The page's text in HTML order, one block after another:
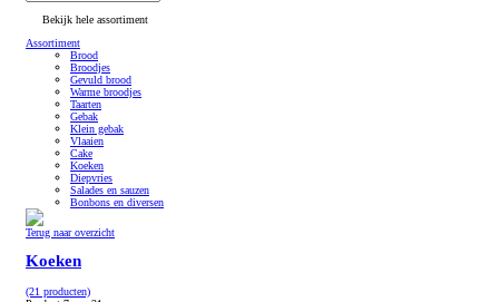
Bekijk hele assortiment
Assortiment
Brood
Broodjes
Gevuld brood
Warme broodjes
Taarten
Gebak
Klein gebak
Vlaaien
Cake
Koeken
Diepvries
Salades en sauzen
Bonbons en diversen
Terug naar overzicht
Koeken
(21 producten)